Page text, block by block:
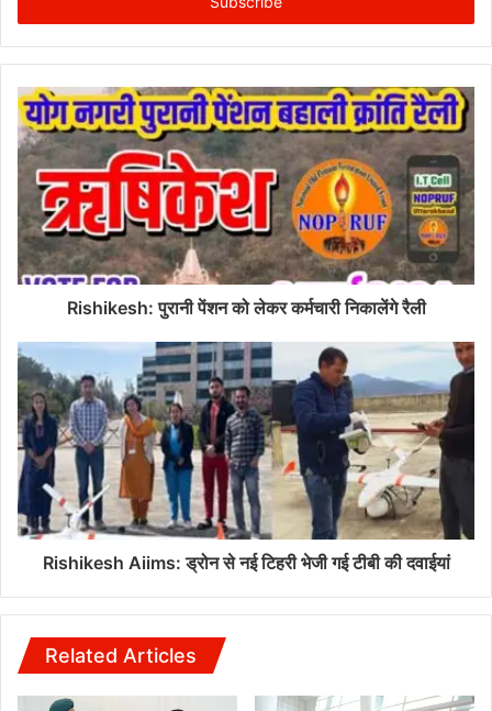
Rishikesh: पुरानी पेंशन को लेकर कर्मचारी निकालेंगे रैली
Rishikesh Aiims: ड्रोन से नई टिहरी भेजी गई टीबी की दवाईयां
Related Articles